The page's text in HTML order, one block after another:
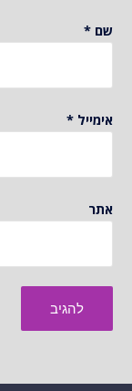
שם *
אימייל *
אתר